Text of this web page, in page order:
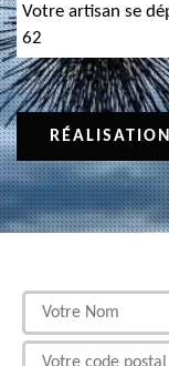
Votre artisan se
62